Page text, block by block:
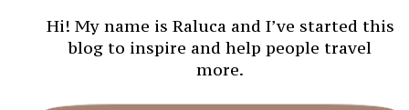
Hi! My name is Raluca and I’ve started this
blog to inspire and help people travel
more.